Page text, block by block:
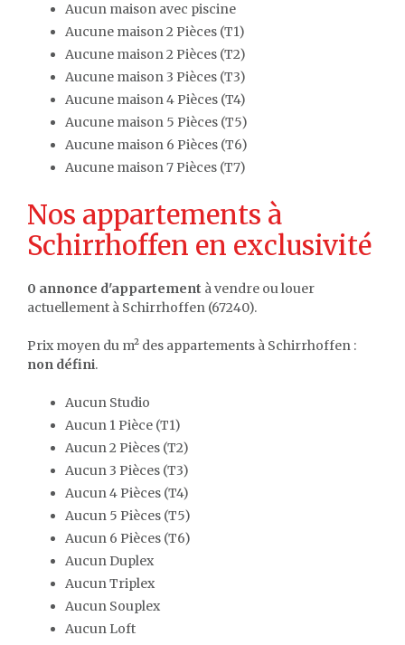
Aucun maison avec piscine
Aucune maison 2 Pièces (T1)
Aucune maison 2 Pièces (T2)
Aucune maison 3 Pièces (T3)
Aucune maison 4 Pièces (T4)
Aucune maison 5 Pièces (T5)
Aucune maison 6 Pièces (T6)
Aucune maison 7 Pièces (T7)
Nos appartements à
Schirrhoffen en exclusivité
0 annonce d'appartement à vendre ou louer
actuellement à Schirrhoffen (67240).
Prix moyen du m² des appartements à Schirrhoffen :
non défini.
Aucun Studio
Aucun 1 Pièce (T1)
Aucun 2 Pièces (T2)
Aucun 3 Pièces (T3)
Aucun 4 Pièces (T4)
Aucun 5 Pièces (T5)
Aucun 6 Pièces (T6)
Aucun Duplex
Aucun Triplex
Aucun Souplex
Aucun Loft